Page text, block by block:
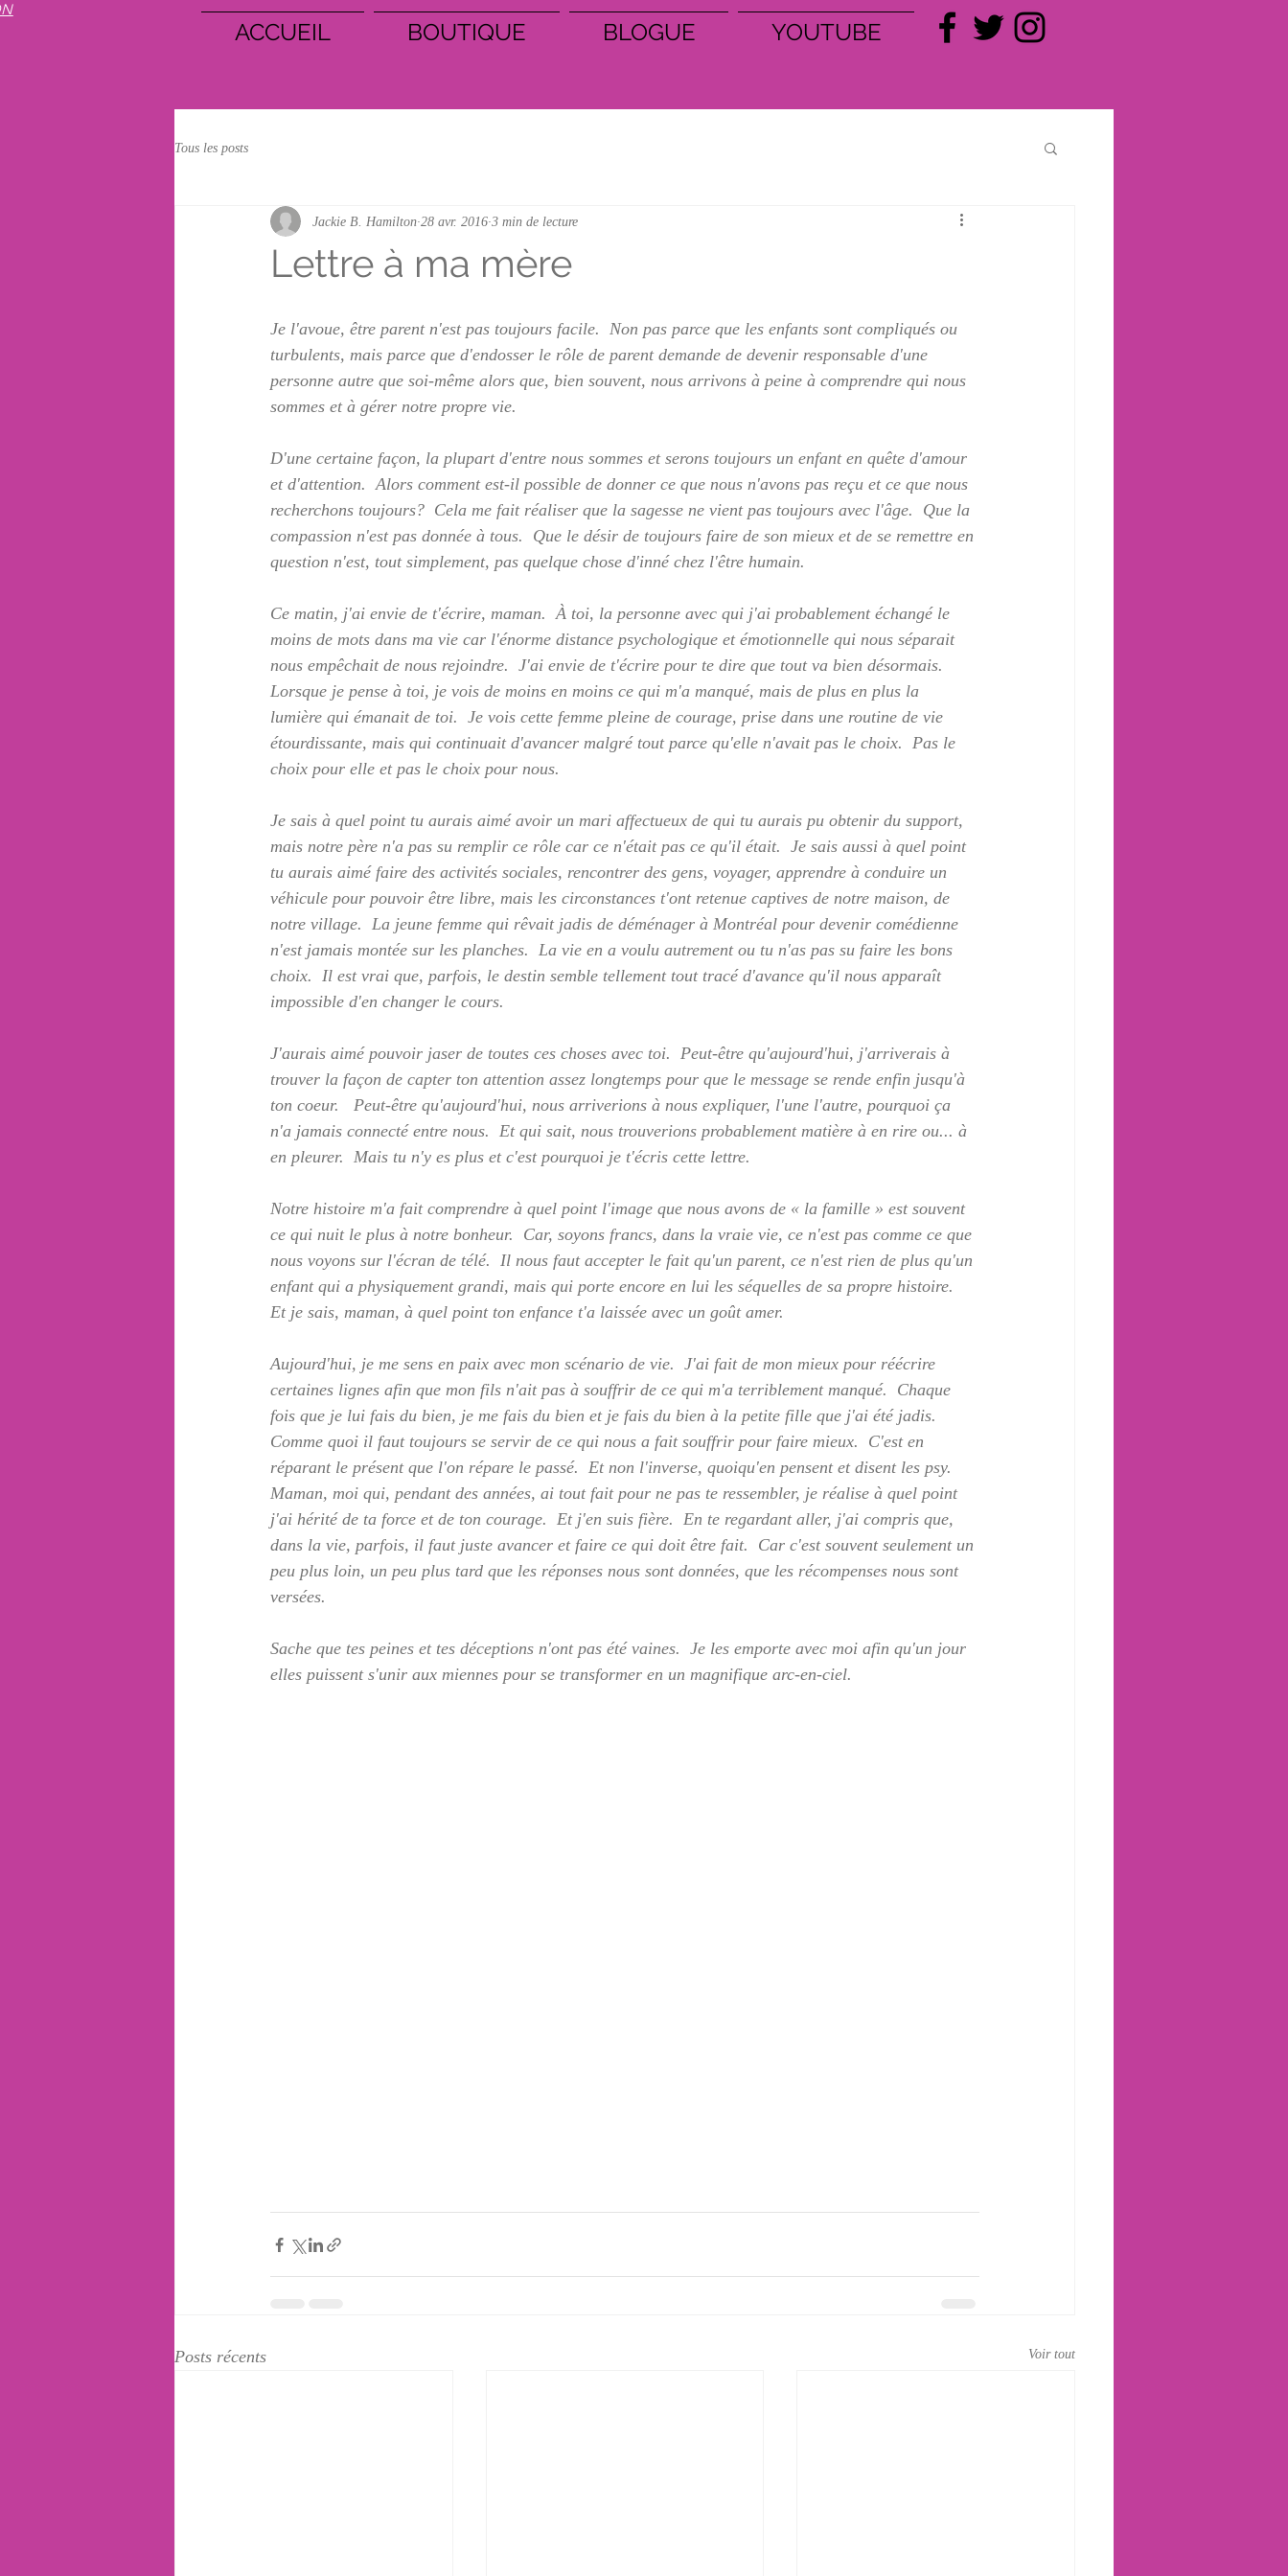
ACCUEIL BOUTIQUE BLOGUE YOUTUBE
Tous les posts
Lettre à ma mère
Jackie B. Hamilton 28 avr. 2016 3 min de lecture
Je l'avoue, être parent n'est pas toujours facile.  Non pas parce que les enfants sont compliqués ou
turbulents, mais parce que d'endosser le rôle de parent demande de devenir responsable d'une
personne autre que soi-même alors que, bien souvent, nous arrivons à peine à comprendre qui nous
sommes et à gérer notre propre vie.
D'une certaine façon, la plupart d'entre nous sommes et serons toujours un enfant en quête d'amour
et d'attention.  Alors comment est-il possible de donner ce que nous n'avons pas reçu et ce que nous
recherchons toujours?  Cela me fait réaliser que la sagesse ne vient pas toujours avec l'âge.  Que la
compassion n'est pas donnée à tous.  Que le désir de toujours faire de son mieux et de se remettre en
question n'est, tout simplement, pas quelque chose d'inné chez l'être humain.
Ce matin, j'ai envie de t'écrire, maman.  À toi, la personne avec qui j'ai probablement échangé le
moins de mots dans ma vie car l'énorme distance psychologique et émotionnelle qui nous séparait
nous empêchait de nous rejoindre.  J'ai envie de t'écrire pour te dire que tout va bien désormais.
Lorsque je pense à toi, je vois de moins en moins ce qui m'a manqué, mais de plus en plus la
lumière qui émanait de toi.  Je vois cette femme pleine de courage, prise dans une routine de vie
étourdissante, mais qui continuait d'avancer malgré tout parce qu'elle n'avait pas le choix.  Pas le
choix pour elle et pas le choix pour nous.
Je sais à quel point tu aurais aimé avoir un mari affectueux de qui tu aurais pu obtenir du support,
mais notre père n'a pas su remplir ce rôle car ce n'était pas ce qu'il était.  Je sais aussi à quel point
tu aurais aimé faire des activités sociales, rencontrer des gens, voyager, apprendre à conduire un
véhicule pour pouvoir être libre, mais les circonstances t'ont retenue captives de notre maison, de
notre village.  La jeune femme qui rêvait jadis de déménager à Montréal pour devenir comédienne
n'est jamais montée sur les planches.  La vie en a voulu autrement ou tu n'as pas su faire les bons
choix.  Il est vrai que, parfois, le destin semble tellement tout tracé d'avance qu'il nous apparaît
impossible d'en changer le cours.
J'aurais aimé pouvoir jaser de toutes ces choses avec toi.  Peut-être qu'aujourd'hui, j'arriverais à
trouver la façon de capter ton attention assez longtemps pour que le message se rende enfin jusqu'à
ton coeur.   Peut-être qu'aujourd'hui, nous arriverions à nous expliquer, l'une l'autre, pourquoi ça
n'a jamais connecté entre nous.  Et qui sait, nous trouverions probablement matière à en rire ou... à
en pleurer.  Mais tu n'y es plus et c'est pourquoi je t'écris cette lettre.
Notre histoire m'a fait comprendre à quel point l'image que nous avons de « la famille » est souvent
ce qui nuit le plus à notre bonheur.  Car, soyons francs, dans la vraie vie, ce n'est pas comme ce que
nous voyons sur l'écran de télé.  Il nous faut accepter le fait qu'un parent, ce n'est rien de plus qu'un
enfant qui a physiquement grandi, mais qui porte encore en lui les séquelles de sa propre histoire.
Et je sais, maman, à quel point ton enfance t'a laissée avec un goût amer.
Aujourd'hui, je me sens en paix avec mon scénario de vie.  J'ai fait de mon mieux pour réécrire
certaines lignes afin que mon fils n'ait pas à souffrir de ce qui m'a terriblement manqué.  Chaque
fois que je lui fais du bien, je me fais du bien et je fais du bien à la petite fille que j'ai été jadis.
Comme quoi il faut toujours se servir de ce qui nous a fait souffrir pour faire mieux.  C'est en
réparant le présent que l'on répare le passé.  Et non l'inverse, quoiqu'en pensent et disent les psy.
Maman, moi qui, pendant des années, ai tout fait pour ne pas te ressembler, je réalise à quel point
j'ai hérité de ta force et de ton courage.  Et j'en suis fière.  En te regardant aller, j'ai compris que,
dans la vie, parfois, il faut juste avancer et faire ce qui doit être fait.  Car c'est souvent seulement un
peu plus loin, un peu plus tard que les réponses nous sont données, que les récompenses nous sont
versées.
Sache que tes peines et tes déceptions n'ont pas été vaines.  Je les emporte avec moi afin qu'un jour
elles puissent s'unir aux miennes pour se transformer en un magnifique arc-en-ciel.
Posts récents Voir tout